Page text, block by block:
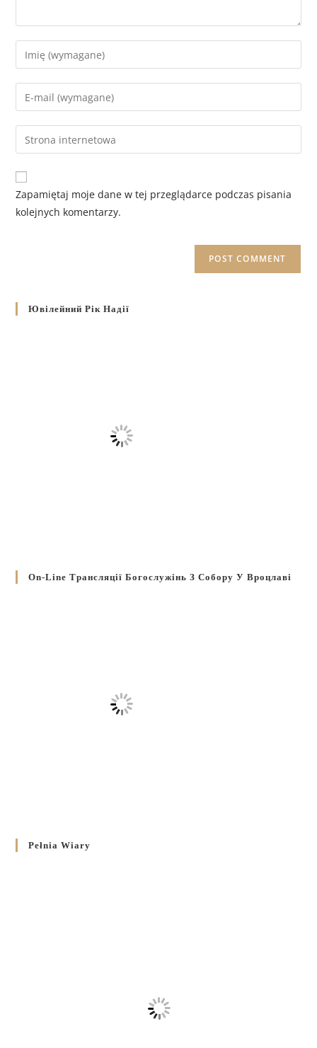
Zapamiętaj moje dane w tej przeglądarce podczas pisania
kolejnych komentarzy.
Ювілейний Рік Надії
On-Line Трансляції Богослужінь З Собору У Вроцлаві
Pełnia Wiary